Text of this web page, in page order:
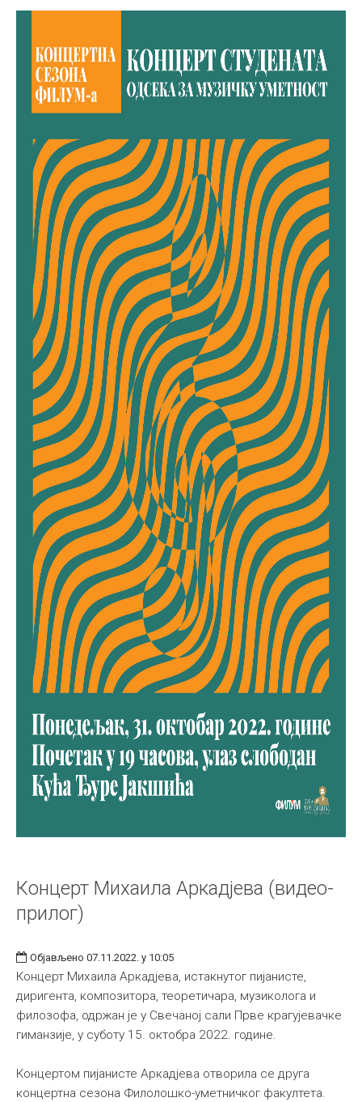
Концерт Михаила Аркадјева (видео-
прилог)
Објављено 07.11.2022. у 10:05
Концерт Михаила Аркадјева, истакнутог пијанисте,
диригента, композитора, теоретичара, музиколога и
филозофа, одржан је у Свечаној сали Прве крагујевачке
гиманзије, у суботу 15. октобра 2022. године.
Концертом пијанисте Аркадјева отворила се друга
концертна сезона Филолошко-уметничког факултета.